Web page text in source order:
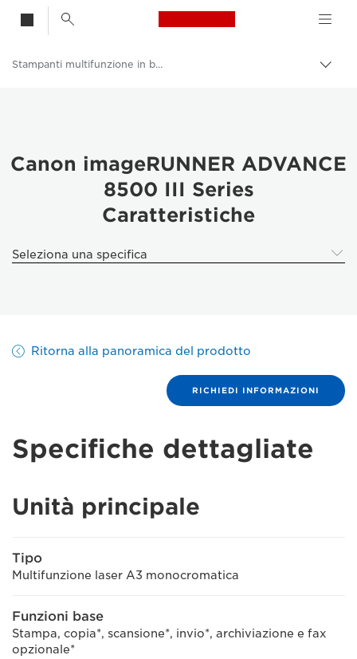
Canon Logo, back
Prodotti per le aziende
Stampanti e fax professionali
Stampanti multifunzione - Stampanti all in one
Stampanti multifunzione in bianco e nero
Canon imageRUNNER ADVANCE
8500 III Series
Caratteristiche
Seleziona una specifica
Ritorna alla panoramica del prodotto
RICHIEDI INFORMAZIONI
Specifiche dettagliate
Unità principale
Tipo
Multifunzione laser A3 monocromatica
Funzioni base
Stampa, copia*, scansione*, invio*, archiviazione e fax
opzionale*